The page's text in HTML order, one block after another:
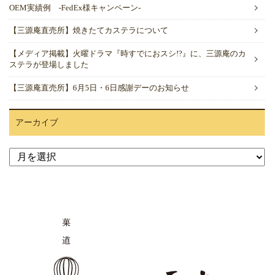
OEM実績例 -FedEx様キャンペーン-
【三源庵直売所】焼きたてカステラについて
【メディア掲載】火曜ドラマ『時すでにおスシ!?』に、三源庵のカ
ステラが登場しました
【三源庵直売所】6月5日・6日感謝デーのお知らせ
アーカイブ